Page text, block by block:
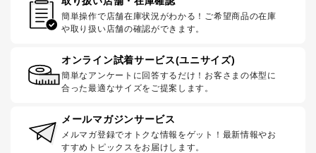
簡単操作で店舗在庫状況がわかる！ご希望商品の在庫
や取り扱い店舗の確認ができます。
オンライン試着サービス(ユニサイズ)
簡単なアンケートに回答するだけ！お客さまの体型に
合った最適なサイズをご提案します。
メールマガジンサービス
メルマガ登録でオトクな情報をゲット！最新情報やお
すすめトピックスをお届けします。